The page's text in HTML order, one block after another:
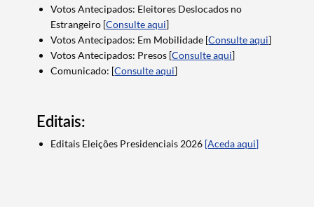
Termo de Pesquisa
Votos Antecipados: Eleitores Deslocados no
Estrangeiro [Consulte aqui]
Votos Antecipados: Em Mobilidade [Consulte aqui]
Votos Antecipados: Presos [Consulte aqui]
Comunicado: [Consulte aqui]
Editais:
Editais Eleições Presidenciais 2026 [Aceda aqui]